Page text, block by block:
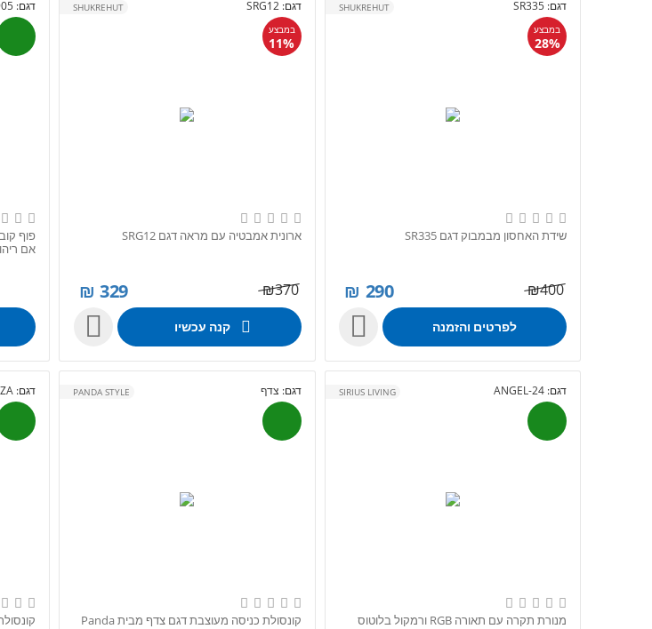
דגם: SR335
במבצע
28%
SHUKREHUT
שידת האחסון מבמבוק דגם SR335
400
₪
290
₪
לפרטים והזמנה 
דגם: SRG12
במבצע
11%
SHUKREHUT
ארונית אמבטיה עם מראה דגם SRG12
370
₪
329
₪
קנה עכשיו 
דגם:
פוף
אם
דגם: ANGEL-24
SIRIUS LIVING
מנורת תקרה עם תאורה RGB ורמקול בלוטוס
דגם: צדף PANDA STYLE
קונסולת כניסה מעוצבת דגם צדף מבית Panda
דגם: